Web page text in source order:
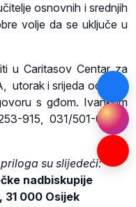
osnovnih i srednjih
volje da se uključe u
u Caritasov Centar za
utorak i srijeda od 8,oo
s gđom. Ivankom
915, 031/501-035 ili
su slijedeći:
nadbiskupije
000 Osijek